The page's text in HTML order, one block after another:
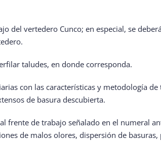
del vertedero Cunco; en especial, se
taludes, en donde corresponda.
con las características y metodología de
de basura descubierta.
frente de trabajo señalado en el numeral
de malos olores, dispersión de